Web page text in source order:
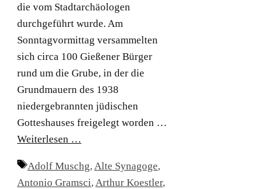
die vom Stadtarchäologen
durchgeführt wurde. Am
Sonntagvormittag versammelten
sich circa 100 Gießener Bürger
rund um die Grube, in der die
Grundmauern des 1938
niedergebrannten jüdischen
Gotteshauses freigelegt worden …
Weiterlesen …
Schlagwörter
Adolf Muschg, Alte Synagoge,
Antonio Gramsci, Arthur Koestler,